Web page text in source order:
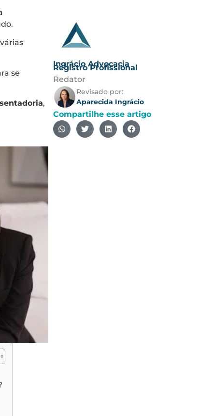
se
,
Ingrácio Advocacia
Registro Profissional
Redator
Revisado por:
Aparecida Ingrácio
Compartilhe esse artigo